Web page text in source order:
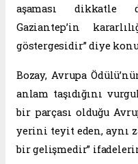
aşaması dikkatle
Gaziantep’in
göstergesidir” diye
Bozay, Avrupa
anlam taşıdığını
bir parçası olduğu
yerini teyit eden, aynı
bir gelişmedir”